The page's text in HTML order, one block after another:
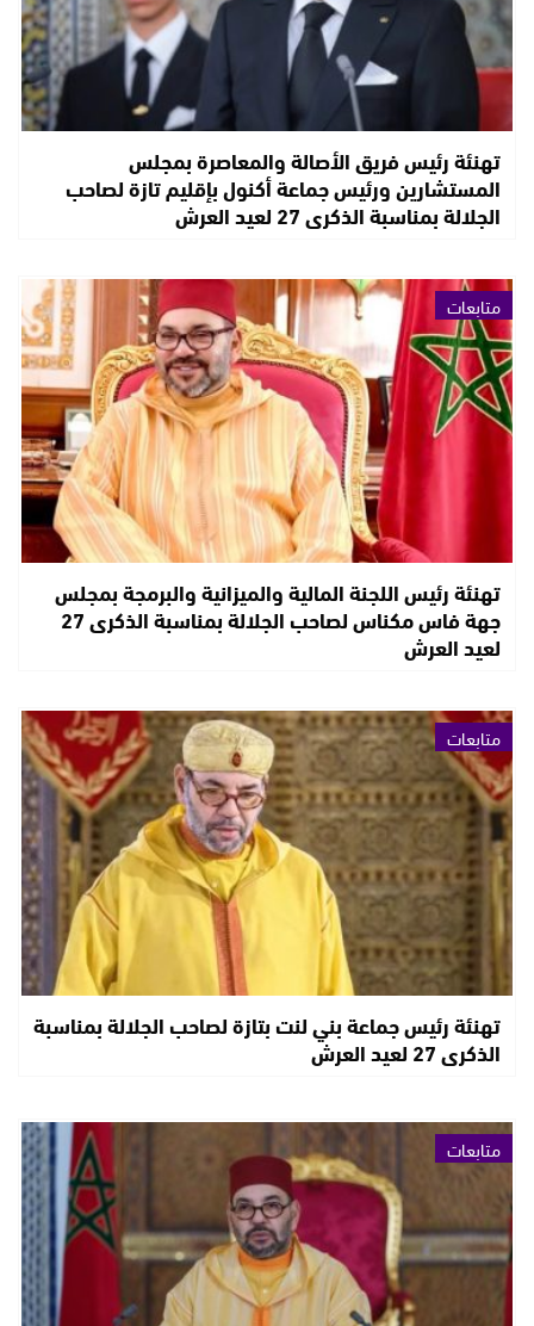
تهنئة رئيس فريق الأصالة والمعاصرة بمجلس
المستشارين ورئيس جماعة أكنول بإقليم تازة لصاحب
الجلالة بمناسبة الذكرى 27 لعيد العرش
متابعات
تهنئة رئيس اللجنة المالية والميزانية والبرمجة بمجلس
جهة فاس مكناس لصاحب الجلالة بمناسبة الذكرى 27
لعيد العرش
متابعات
تهنئة رئيس جماعة بني لنت بتازة لصاحب الجلالة بمناسبة
الذكرى 27 لعيد العرش
متابعات